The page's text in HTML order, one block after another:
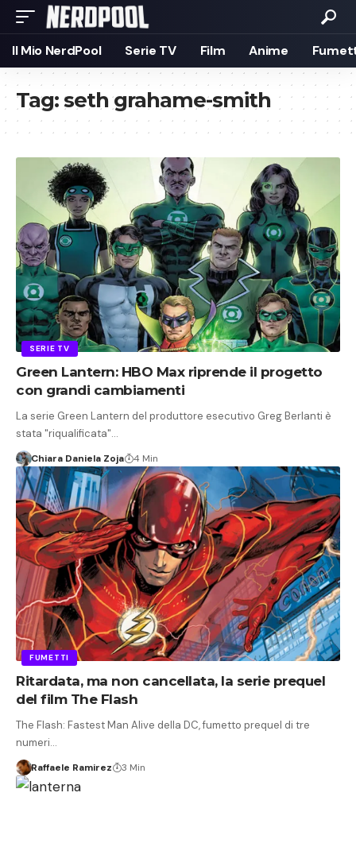
Il Mio NerdPool Serie TV Film Anime
Tag:seth grahame-smith
SERIE TV
Green Lantern: HBO Max riprende il progetto
con grandi cambiamenti
La serie Green Lantern del produttore esecutivo Greg Berlanti è
stata "riqualificata"…
Chiara Daniela Zoja 4 Min
FUMETTI
Ritardata, ma non cancellata, la serie prequel
del film The Flash
The Flash: Fastest Man Alive della DC, fumetto prequel di tre
numeri…
Raffaele Ramirez 3 Min